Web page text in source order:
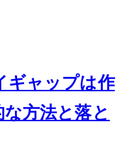
ギャップは作
方法と落と